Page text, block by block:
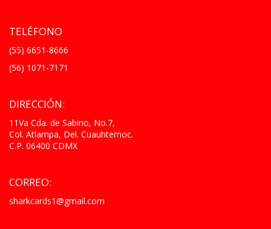
TELÉFONO
(55) 6651-8666
(56) 1071-7171
DIRECCIÓN:
11Va Cda. de Sabino, No.7,
Col. Atlampa, Del. Cuauhtemoc.
C.P. 06400 CDMX
CORREO:
sharkcards1@gmail.com